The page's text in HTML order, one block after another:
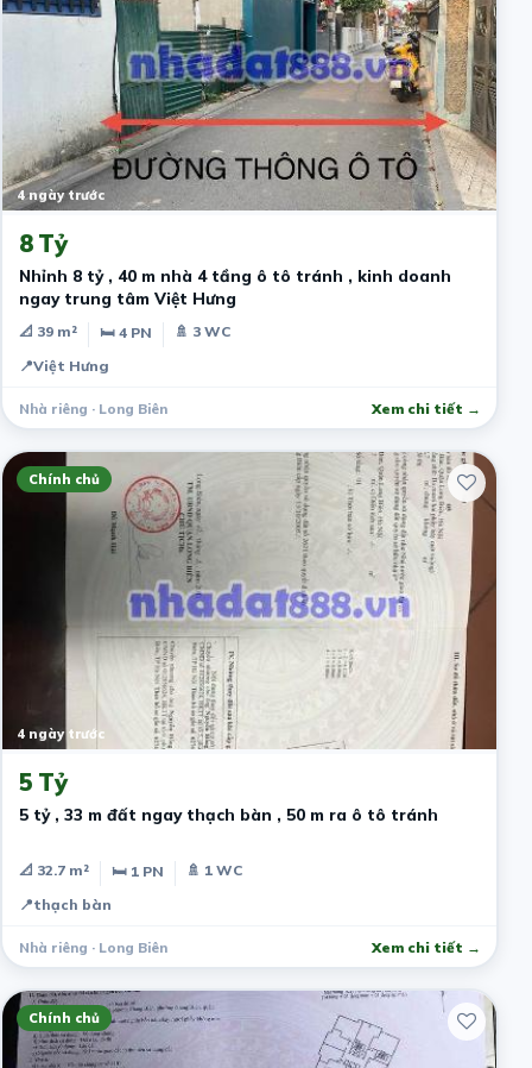
4 ngày trước
8 Tỷ
Nhỉnh 8 tỷ , 40 m nhà 4 tầng ô tô tránh , kinh doanh
ngay trung tâm Việt Hưng
📐 39 m² 🛏 4 PN
🚿 3 WC
📍Việt Hưng
Nhà riêng · Long Biên Xem chi tiết →
Chính chủ
4 ngày trước
5 Tỷ
5 tỷ , 33 m đất ngay thạch bàn , 50 m ra ô tô tránh
📐 32.7 m² 🛏 1 PN
🚿 1 WC
📍thạch bàn
Nhà riêng · Long Biên Xem chi tiết →
Chính chủ